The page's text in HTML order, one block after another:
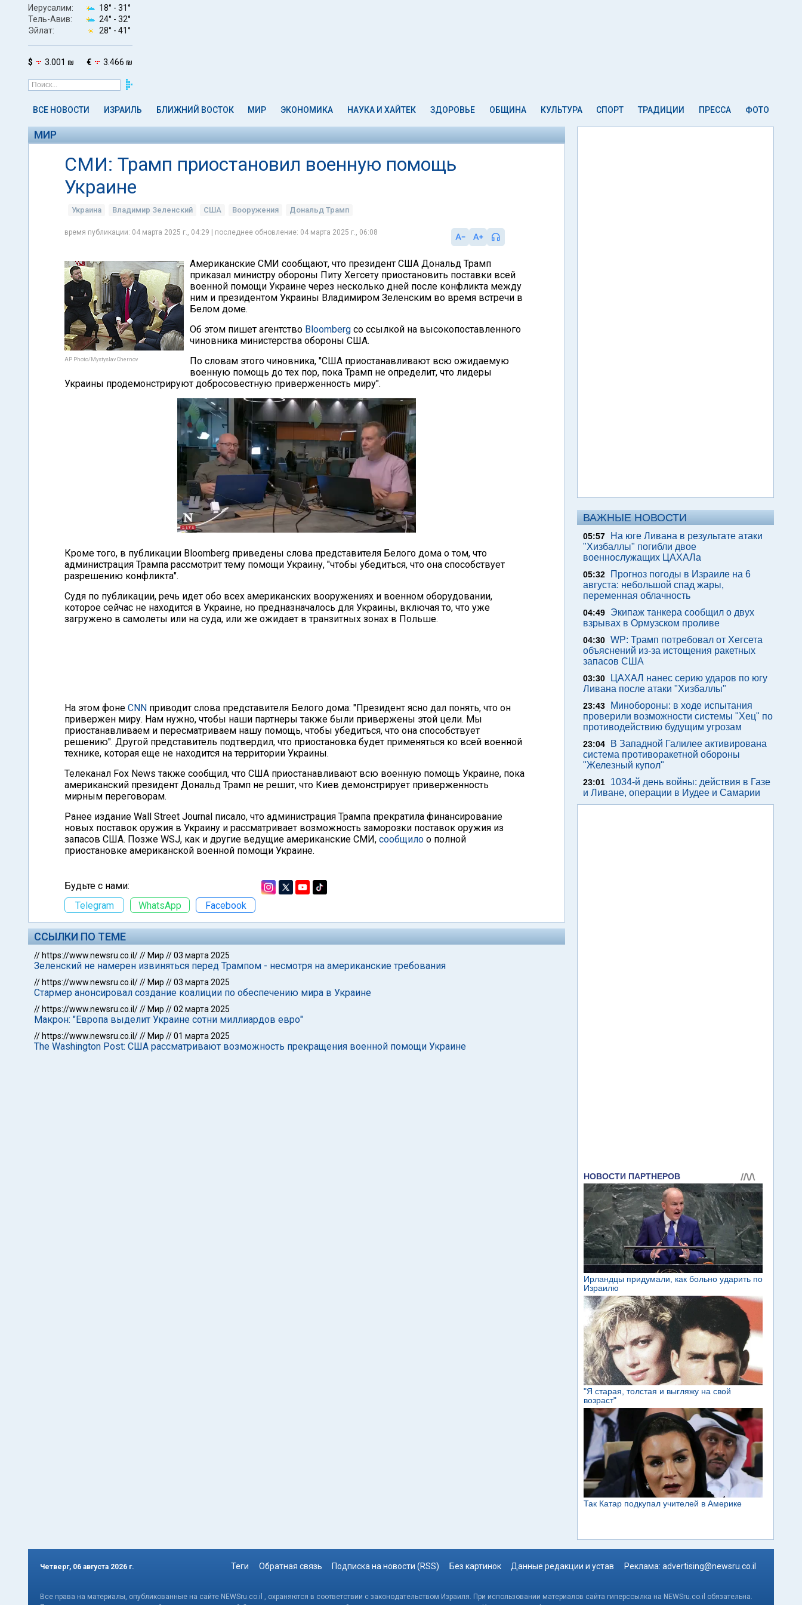
Иерусалим: 18° - 31°
Тель-Авив:
24° - 32°
Эйлат:
28° - 41°
$ 3.001 ₪ € 3.466 ₪
ВСЕ НОВОСТИ ИЗРАИЛЬ БЛИЖНИЙ ВОСТОК МИР ЭКОНОМИКА НАУКА И ХАЙТЕК ЗДОРОВЬЕ ОБЩИНА КУЛЬТУРА СПОРТ ТРАДИЦИИ ПРЕССА ФОТО
МИР
СМИ: Трамп приостановил военную помощь
Украине
Украина Владимир Зеленский США Вооружения Дональд Трамп
время публикации: 04 марта 2025 г., 04:29 | последнее обновление: 04 марта 2025 г., 06:08
AP Photo/Mystyslav Chernov
Американские СМИ сообщают, что президент США Дональд Трамп
приказал министру обороны Питу Хегсету приостановить поставки всей
военной помощи Украине через несколько дней после конфликта между
ним и президентом Украины Владимиром Зеленским во время встречи в
Белом доме.
Об этом пишет агентство Bloomberg со ссылкой на высокопоставленного
чиновника министерства обороны США.
По словам этого чиновника, "США приостанавливают всю ожидаемую
военную помощь до тех пор, пока Трамп не определит, что лидеры
Украины продемонстрируют добросовестную приверженность миру".
Кроме того, в публикации Bloomberg приведены слова представителя Белого дома о том, что
администрация Трампа рассмотрит тему помощи Украину, "чтобы убедиться, что она способствует
разрешению конфликта".
Судя по публикации, речь идет обо всех американских вооружениях и военном оборудовании,
которое сейчас не находится в Украине, но предназначалось для Украины, включая то, что уже
загружено в самолеты или на суда, или же ожидает в транзитных зонах в Польше.
На этом фоне CNN приводит слова представителя Белого дома: "Президент ясно дал понять, что он
привержен миру. Нам нужно, чтобы наши партнеры также были привержены этой цели. Мы
приостанавливаем и пересматриваем нашу помощь, чтобы убедиться, что она способствует
решению". Другой представитель подтвердил, что приостановка будет применяться ко всей военной
технике, которая еще не находится на территории Украины.
Телеканал Fox News также сообщил, что США приостанавливают всю военную помощь Украине, пока
американский президент Дональд Трамп не решит, что Киев демонстрирует приверженность
мирным переговорам.
Ранее издание Wall Street Journal писало, что администрация Трампа прекратила финансирование
новых поставок оружия в Украину и рассматривает возможность заморозки поставок оружия из
запасов США. Позже WSJ, как и другие ведущие американские СМИ, сообщило о полной
приостановке американской военной помощи Украине.
Будьте с нами:
Telegram
WhatsApp Facebook
ССЫЛКИ ПО ТЕМЕ
// https://www.newsru.co.il/// Мир //03 марта 2025
Зеленский не намерен извиняться перед Трампом - несмотря на американские требования
// https://www.newsru.co.il/// Мир //03 марта 2025
Стармер анонсировал создание коалиции по обеспечению мира в Украине
// https://www.newsru.co.il/// Мир //02 марта 2025
Макрон: "Европа выделит Украине сотни миллиардов евро"
// https://www.newsru.co.il/// Мир //01 марта 2025
The Washington Post: США рассматривают возможность прекращения военной помощи Украине
ВАЖНЫЕ НОВОСТИ
05:57
На юге Ливана в результате атаки
"Хизбаллы" погибли двое
военнослужащих ЦАХАЛа
05:32
Прогноз погоды в Израиле на 6
августа: небольшой спад жары,
переменная облачность
04:49
Экипаж танкера сообщил о двух
взрывах в Ормузском проливе
04:30 WP: Трамп потребовал от Хегсета
объяснений из-за истощения ракетных
запасов США
03:30
ЦАХАЛ нанес серию ударов по югу
Ливана после атаки "Хизбаллы"
23:43
Минобороны: в ходе испытания
проверили возможности системы "Хец" по
противодействию будущим угрозам
23:04
В Западной Галилее активирована
система противоракетной обороны
"Железный купол"
23:01
1034-й день войны: действия в Газе
и Ливане, операции в Иудее и Самарии
Четверг, 06 августа 2026 г. Теги Обратная связь Подписка на новости (RSS) Без картинок Данные редакции и устав Реклама: advertising@newsru.co.il
Все права на материалы, опубликованные на сайте NEWSru.co.il , охраняются в соответствии с законодательством Израиля. При использовании материалов сайта гиперссылка на NEWSru.co.il обязательна.